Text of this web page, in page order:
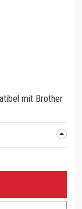
mit Brother